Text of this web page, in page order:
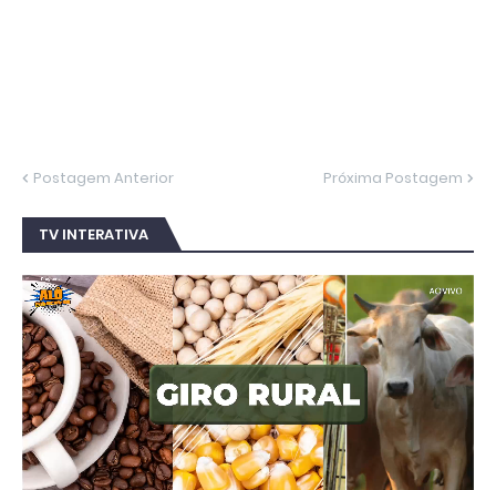
Postagem Anterior Próxima Postagem
TV INTERATIVA